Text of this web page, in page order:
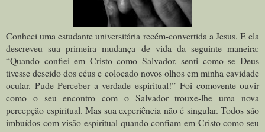
Conheci uma estudante universitária recém-convertida a Jesus. E ela
descreveu sua primeira mudança de vida da seguinte maneira:
“Quando confiei em Cristo como Salvador, senti como se Deus
tivesse descido dos céus e colocado novos olhos em minha cavidade
ocular. Pude Perceber a verdade espiritual!” Foi comovente ouvir
como o seu encontro com o Salvador trouxe-lhe uma nova
percepção espiritual. Mas sua experiência não é singular. Todos são
imbuídos com visão espiritual quando confiam em Cristo como seu